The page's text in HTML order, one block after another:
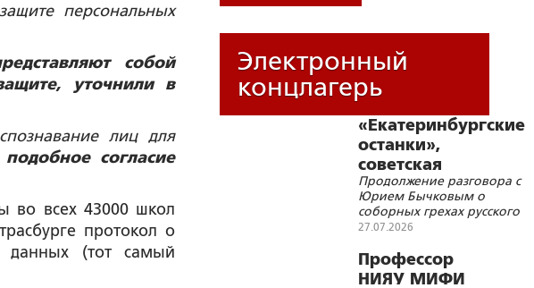
персональных
собой
уточнили в
лиц для
согласие
во всех 43000 школ
протокол о
данных (тот самый
Электронный
концлагерь
«Екатеринбургские
останки»,
советская
символика и
цифровизации
Продолжение разговора с
Юрием Бычковым о
соборных грехах русского
народа
27.07.2026
Профессор
НИЯУ МИФИ